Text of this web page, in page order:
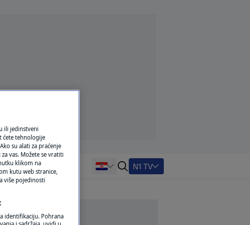
N1 TV
ili jedinstveni
ćete tehnologije
su alati za praćenje
vas. Možete se vratiti
klikom na
kutu web stranice,
više pojedinosti
identifikaciju. Pohrana